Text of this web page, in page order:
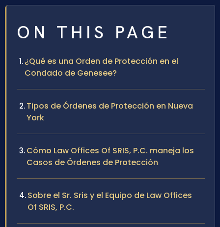
ON THIS PAGE
¿Qué es una Orden de Protección en el
Condado de Genesee?
Tipos de Órdenes de Protección en Nueva
York
Cómo Law Offices Of SRIS, P.C. maneja los
Casos de Órdenes de Protección
Sobre el Sr. Sris y el Equipo de Law Offices
Of SRIS, P.C.